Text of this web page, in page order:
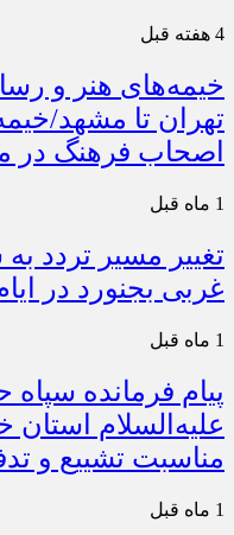
4 هفته قبل
خیمه‌های هنر و
تهران تا مشهد/
اصحاب فرهنگ در
1 ماه قبل
تغییر مسیر تردد
غربی بجنورد در
1 ماه قبل
پیام فرمانده
علیه‌السلام
مناسبت تشییع و
1 ماه قبل